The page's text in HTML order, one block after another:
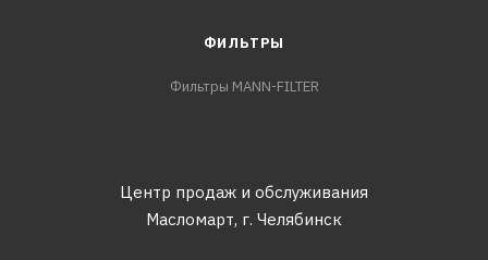
ФИЛЬТРЫ
Фильтры MANN-FILTER
Центр продаж и обслуживания
Масломарт, г. Челябинск